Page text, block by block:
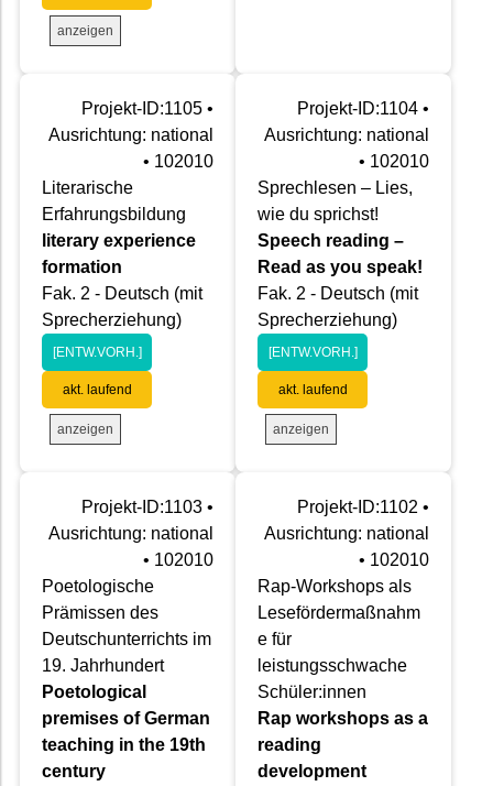
anzeigen
Projekt-ID:1105 •
Ausrichtung: national
• 102010
Literarische
Erfahrungsbildung
literary experience
formation
Fak. 2 - Deutsch (mit
Sprecherziehung)
[ENTW.VORH.]
akt. laufend
anzeigen
Projekt-ID:1104 •
Ausrichtung: national
• 102010
Sprechlesen – Lies,
wie du sprichst!
Speech reading –
Read as you speak!
Fak. 2 - Deutsch (mit
Sprecherziehung)
[ENTW.VORH.]
akt. laufend
anzeigen
Projekt-ID:1103 •
Ausrichtung: national
• 102010
Poetologische
Prämissen des
Deutschunterrichts im
19. Jahrhundert
Poetological
premises of German
teaching in the 19th
century
Projekt-ID:1102 •
Ausrichtung: national
• 102010
Rap-Workshops als
Lesefördermaßnahm
e für
leistungsschwache
Schüler:innen
Rap workshops as a
reading
development